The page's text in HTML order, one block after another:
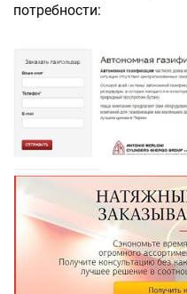
потребности: